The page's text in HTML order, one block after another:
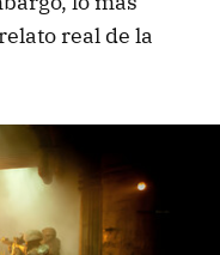
real de la